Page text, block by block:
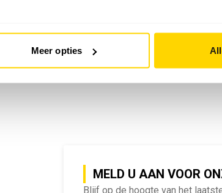
Meer opties
MELD U AAN VOOR
Blijf op de hoogte van het